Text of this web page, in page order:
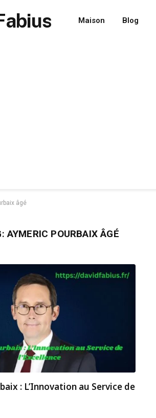
Maison Blog
âgé
AYMERIC POURBAIX ÂGÉ
: L’Innovation au Service de